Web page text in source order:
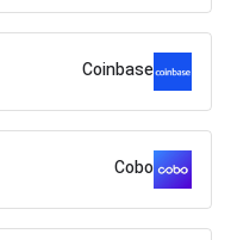
Coinbase
Cobo